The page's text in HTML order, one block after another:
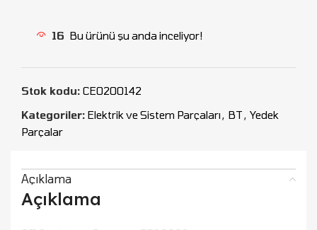
16 Bu ürünü şu anda inceliyor!
Stok kodu: CEO200142
Kategoriler: Elektrik ve Sistem Parçaları, BT, Yedek
Parçalar
Açıklama
Açıklama